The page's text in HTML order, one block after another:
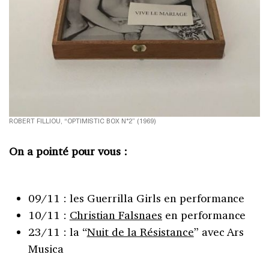
ROBERT FILLIOU, “OPTIMISTIC BOX N°2” (1969)
On a pointé pour vous :
09/11 : les Guerrilla Girls en performance
10/11 : Christian Falsnaes en performance
23/11 : la “Nuit de la Résistance” avec Ars
Musica